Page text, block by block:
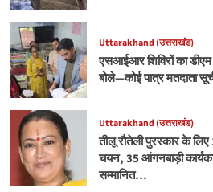
Uttarakhand (उत्तराखंड)
एसआईआर शिविरों का डीएम
बोले—कोई पात्र मतदाता
Uttarakhand (उत्तराखंड)
तीलू रौतेली पुरस्कार के
चयन, 35 आंगनबाड़ी
सम्मानित…